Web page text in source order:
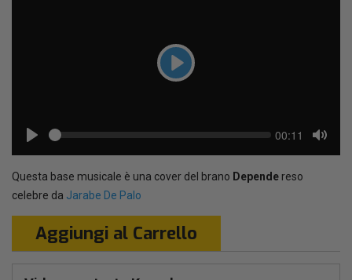
Play
Seek Current
00:11
Mute
Questa base musicale è una cover del brano Depende reso
celebre da Jarabe De Palo
Aggiungi al Carrello